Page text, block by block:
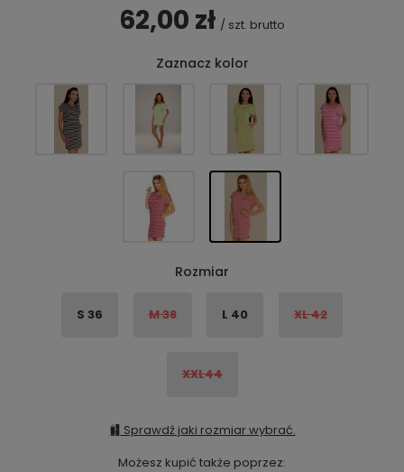
62,00 zł / szt. brutto
Zaznacz kolor
Rozmiar
S 36 M 38 L 40 XL 42
XXL44
Sprawdź jaki rozmiar wybrać.
Możesz kupić także poprzez: